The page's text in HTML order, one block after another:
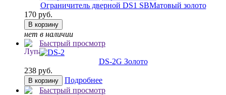
Ограничитель дверной DS1 SBМатовый золото
170 руб.
В корзину
нет в наличии
Быстрый просмотр
DS-2G Золото
238 руб.
В корзину
Подробнее
Быстрый просмотр